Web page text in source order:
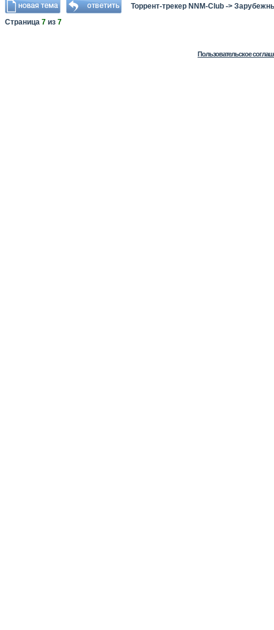
Торрент-трекер NNM-Club ->
Страница 7 из 7
Пользовательское